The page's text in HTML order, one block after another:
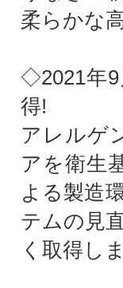
柔らかな
◇2021年9
得!
アレルゲ
アを衛生
よる製造
テムの見
く取得し